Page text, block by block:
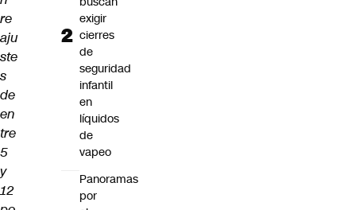
re
aju
ste
s
de
en
tre
5
y
12
exigir
cierres
de
seguridad
infantil
en
líquidos
de
vapeo
Panoramas
por